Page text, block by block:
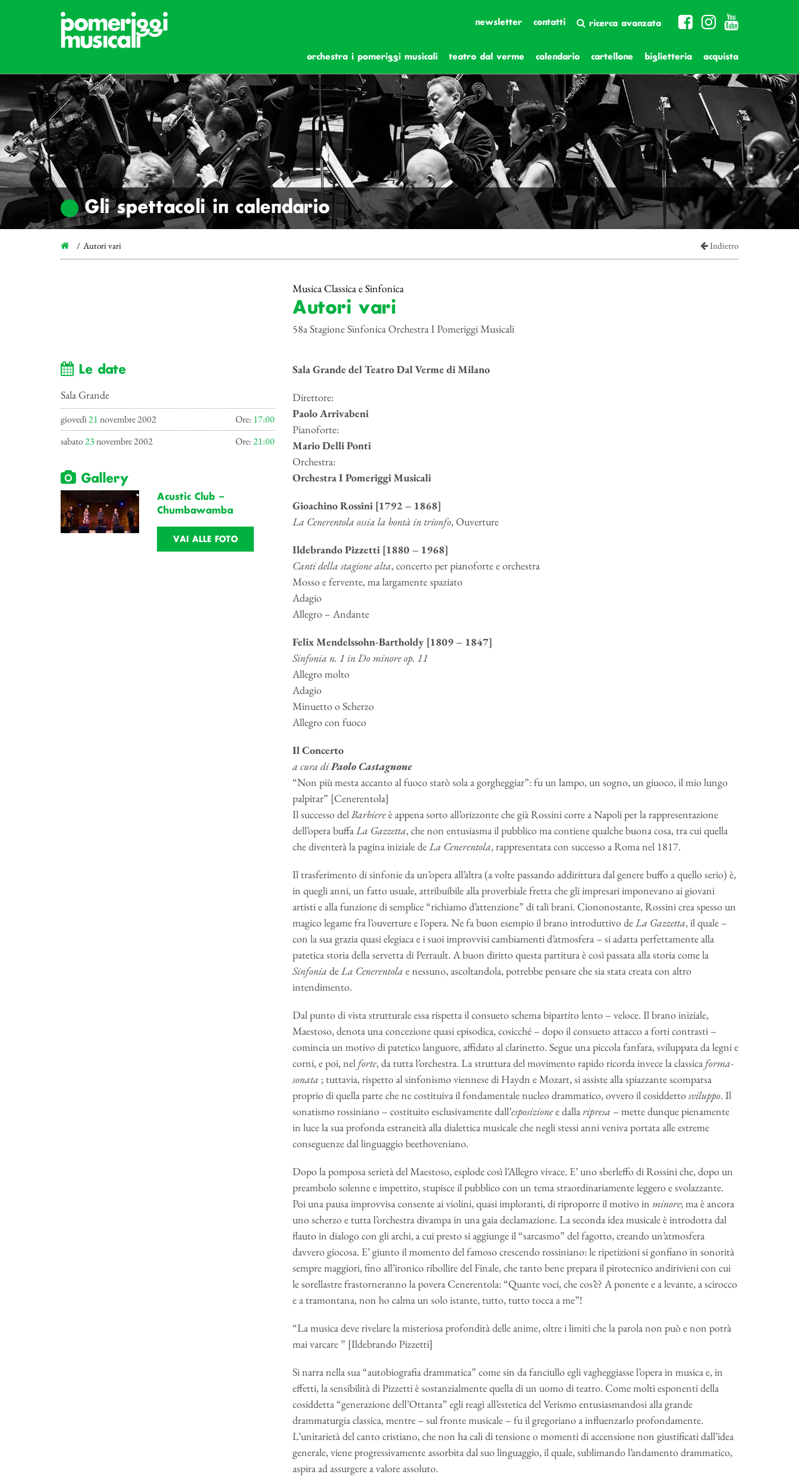
newsletter contatti ricerca avanzata
orchestra i pomeriggi musicali teatro dal verme calendario cartellone biglietteria acquista
Gli spettacoli in calendario
Autori vari Indietro
Le date
Sala Grande
giovedì21novembre 2002 Ore: 17:00
sabato23novembre 2002 Ore:21:00
Gallery
Acustic Club –
Chumbawamba
VAI ALLE FOTO
Musica Classica e Sinfonica
Autori vari
58a Stagione Sinfonica Orchestra I Pomeriggi Musicali
Sala Grande del Teatro Dal Verme di Milano
Direttore:
Paolo Arrivabeni
Pianoforte:
Mario Delli Ponti
Orchestra:
Orchestra I Pomeriggi Musicali
Gioachino Rossini [1792 – 1868]
La Cenerentola ossia la bontà in trionfo, Ouverture
Ildebrando Pizzetti [1880 – 1968]
Canti della stagione alta, concerto per pianoforte e orchestra
Mosso e fervente, ma largamente spaziato
Adagio
Allegro – Andante
Felix Mendelssohn-Bartholdy [1809 – 1847]
Sinfonia n. 1 in Do minore op. 11
Allegro molto
Adagio
Minuetto o Scherzo
Allegro con fuoco
Il Concerto
a cura diPaolo Castagnone
“Non più mesta accanto al fuoco starò sola a gorgheggiar”: fu un lampo, un sogno, un giuoco, il mio lungo
palpitar” [Cenerentola]
Il successo delBarbiereè appena sorto all’orizzonte che già Rossini corre a Napoli per la rappresentazione
dell’opera buffaLa Gazzetta, che non entusiasma il pubblico ma contiene qualche buona cosa, tra cui quella
che diventerà la pagina iniziale deLa Cenerentola, rappresentata con successo a Roma nel 1817.
Il trasferimento di sinfonie da un’opera all’altra (a volte passando addirittura dal genere buffo a quello serio) è,
in quegli anni, un fatto usuale, attribuibile alla proverbiale fretta che gli impresari imponevano ai giovani
artisti e alla funzione di semplice “richiamo d’attenzione” di tali brani. Ciononostante, Rossini crea spesso un
magico legame fra l’ouverture e l’opera. Ne fa buon esempio il brano introduttivo deLa Gazzetta, il quale –
con la sua grazia quasi elegiaca e i suoi improvvisi cambiamenti d’atmosfera – si adatta perfettamente alla
patetica storia della servetta di Perrault. A buon diritto questa partitura è così passata alla storia come la
Sinfonia deLa Cenerentola e nessuno, ascoltandola, potrebbe pensare che sia stata creata con altro
intendimento.
Dal punto di vista strutturale essa rispetta il consueto schema bipartito lento – veloce. Il brano iniziale,
Maestoso, denota una concezione quasi episodica, cosicché – dopo il consueto attacco a forti contrasti –
comincia un motivo di patetico languore, affidato al clarinetto. Segue una piccola fanfara, sviluppata da legni e
corni, e poi, nel forte, da tutta l’orchestra. La struttura del movimento rapido ricorda invece la classica forma-
sonata ; tuttavia, rispetto al sinfonismo viennese di Haydn e Mozart, si assiste alla spiazzante scomparsa
proprio di quella parte che ne costituiva il fondamentale nucleo drammatico, ovvero il cosiddettosviluppo. Il
sonatismo rossiniano – costituito esclusivamente dall’esposizionee dallaripresa – mette dunque pienamente
in luce la sua profonda estraneità alla dialettica musicale che negli stessi anni veniva portata alle estreme
conseguenze dal linguaggio beethoveniano.
Dopo la pomposa serietà del Maestoso, esplode così l’Allegro vivace. E’ uno sberleffo di Rossini che, dopo un
preambolo solenne e impettito, stupisce il pubblico con un tema straordinariamente leggero e svolazzante.
Poi una pausa improvvisa consente ai violini, quasi imploranti, di riproporre il motivo in minore; ma è ancora
uno scherzo e tutta l’orchestra divampa in una gaia declamazione. La seconda idea musicale è introdotta dal
flauto in dialogo con gli archi, a cui presto si aggiunge il “sarcasmo” del fagotto, creando un’atmosfera
davvero giocosa. E’ giunto il momento del famoso crescendo rossiniano: le ripetizioni si gonfiano in sonorità
sempre maggiori, fino all’ironico ribollire del Finale, che tanto bene prepara il pirotecnico andirivieni con cui
le sorellastre frastorneranno la povera Cenerentola: “Quante voci, che cos’è? A ponente e a levante, a scirocco
e a tramontana, non ho calma un solo istante, tutto, tutto tocca a me”!
“La musica deve rivelare la misteriosa profondità delle anime, oltre i limiti che la parola non può e non potrà
mai varcare ” [Ildebrando Pizzetti]
Si narra nella sua “autobiografia drammatica” come sin da fanciullo egli vagheggiasse l’opera in musica e, in
effetti, la sensibilità di Pizzetti è sostanzialmente quella di un uomo di teatro. Come molti esponenti della
cosiddetta “generazione dell’Ottanta” egli reagì all’estetica del Verismo entusiasmandosi alla grande
drammaturgia classica, mentre – sul fronte musicale – fu il gregoriano a influenzarlo profondamente.
L’unitarietà del canto cristiano, che non ha cali di tensione o momenti di accensione non giustificati dall’idea
generale, viene progressivamente assorbita dal suo linguaggio, il quale, sublimando l’andamento drammatico,
aspira ad assurgere a valore assoluto.